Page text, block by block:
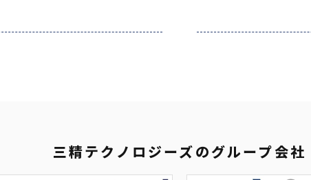
三精テクノロジーズのグループ会社